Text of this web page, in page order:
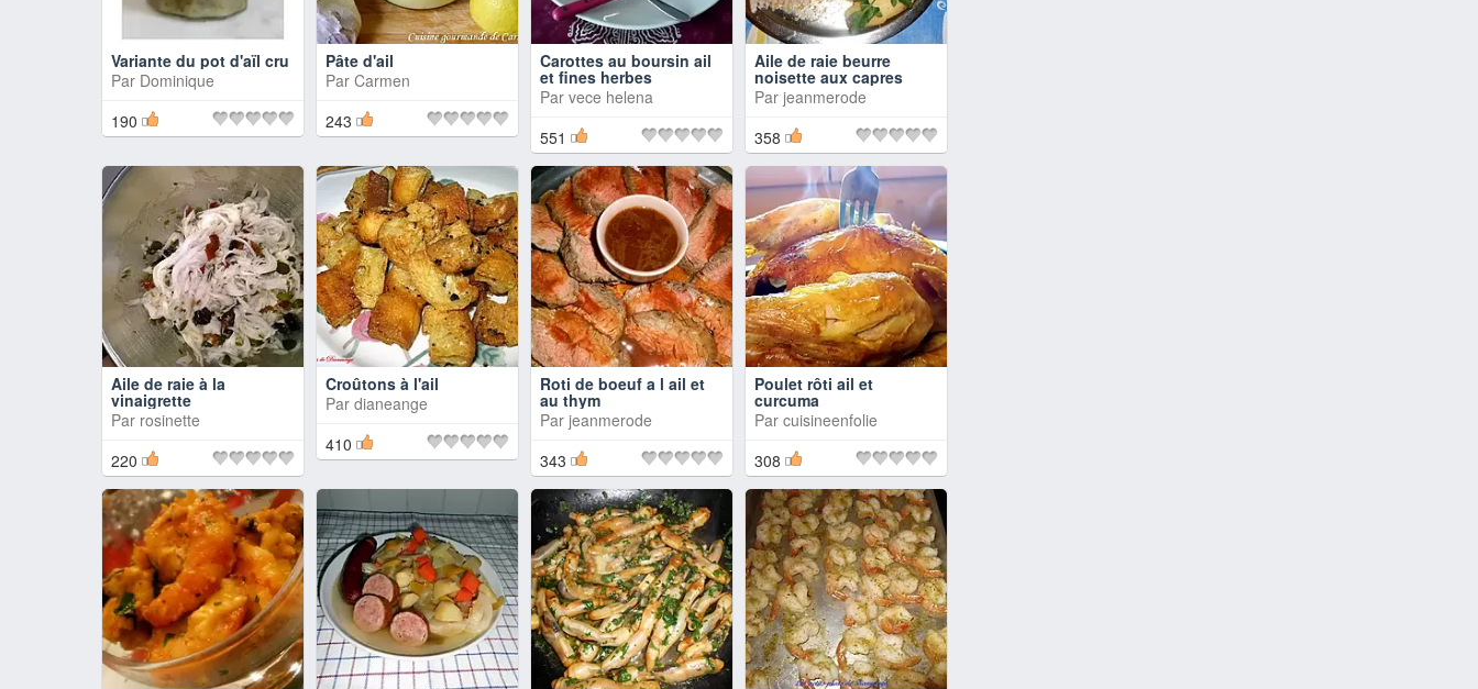
Variante du pot d'aïl cru
Par Dominique
190
Pâte d'ail
Par Carmen
243
Carottes au boursin ail
et fines herbes
Par vece helena
551
Aile de raie beurre
noisette aux capres
Par jeanmerode
358
Aile de raie à la
vinaigrette
Par rosinette
220
Croûtons à l'ail
Par dianeange
410
Roti de boeuf a l ail et
au thym
Par jeanmerode
343
Poulet rôti ail et
curcuma
Par cuisineenfolie
308